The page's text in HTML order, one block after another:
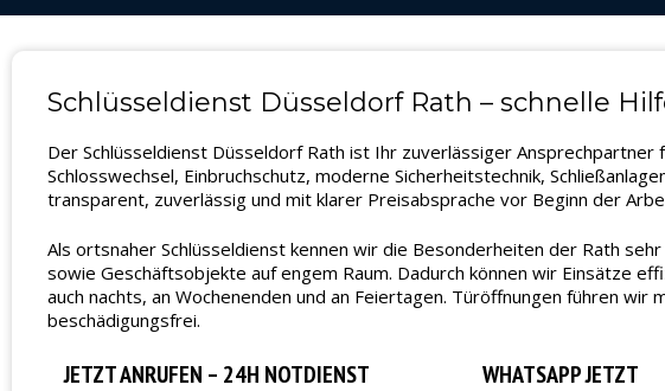
Schlüsseldienst Düsseldorf Rath – schnelle
Der Schlüsseldienst Düsseldorf Rath ist Ihr zuverlässiger
Schlosswechsel, Einbruchschutz, moderne Sicherheitstechnik,
transparent, zuverlässig und mit klarer Preisabsprache vor Beginn der
Als ortsnaher Schlüsseldienst kennen wir die Besonderheiten der Rath
sowie Geschäftsobjekte auf engem Raum. Dadurch können wir Einsätze
auch nachts, an Wochenenden und an Feiertagen. Türöffnungen führen
beschädigungsfrei.
JETZT ANRUFEN – 24H NOTDIENST WHATSAPP JETZT